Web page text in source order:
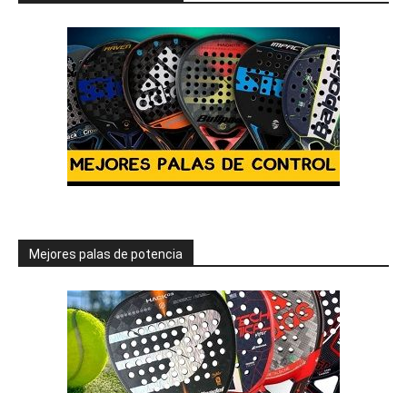
Mejores palas de potencia